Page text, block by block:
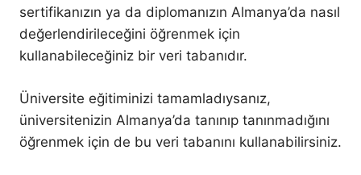
sertifikanızın ya da diplomanızın Almanya’da nasıl
değerlendirileceğini öğrenmek için
kullanabileceğiniz bir veri tabanıdır.
Üniversite eğitiminizi tamamladıysanız,
üniversitenizin Almanya’da tanınıp tanınmadığını
öğrenmek için de bu veri tabanını kullanabilirsiniz.